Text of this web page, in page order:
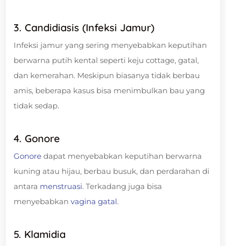
3. Candidiasis (infeksi Jamur)
Infeksi jamur yang sering menyebabkan keputihan
berwarna putih kental seperti keju cottage, gatal,
dan kemerahan. Meskipun biasanya tidak berbau
amis, beberapa kasus bisa menimbulkan bau yang
tidak sedap.
4. Gonore
Gonore dapat menyebabkan keputihan berwarna
kuning atau hijau, berbau busuk, dan perdarahan di
antara menstruasi. Terkadang juga bisa
menyebabkan vagina gatal.
5. Klamidia